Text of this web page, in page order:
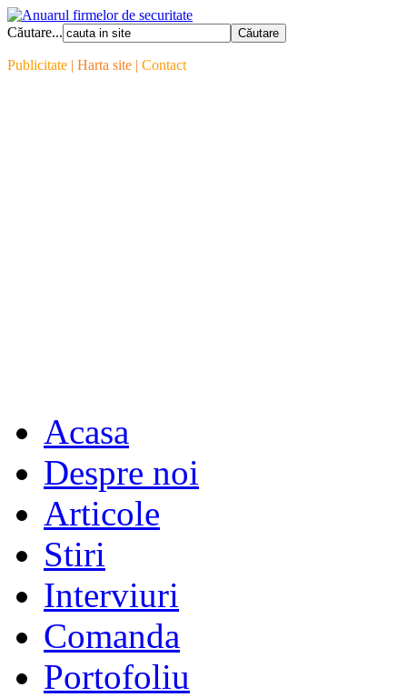
Căutare...
Publicitate | Harta site | Contact
Acasa
Despre noi
Articole
Stiri
Interviuri
Comanda
Portofoliu